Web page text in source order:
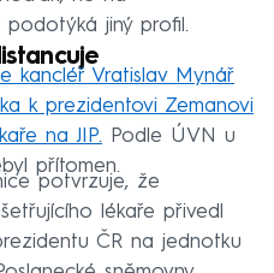
podotýká jiný profil.
kancléř Vratislav Mynář
k prezidentovi Zemanovi
na JIP. Podle ÚVN u
přítomen.
potvrzuje, že
lékaře přivedl
ČR na jednotku